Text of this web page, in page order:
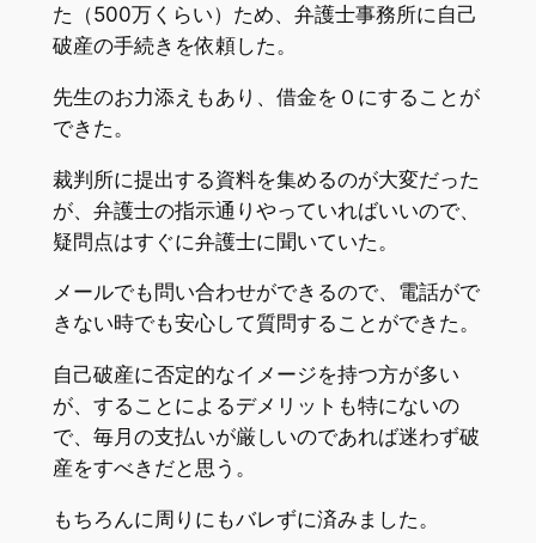
た（500万くらい）ため、弁護士事務所に自己
破産の手続きを依頼した。
先生のお力添えもあり、借金を０にすることが
できた。
裁判所に提出する資料を集めるのが大変だった
が、弁護士の指示通りやっていればいいので、
疑問点はすぐに弁護士に聞いていた。
メールでも問い合わせができるので、電話がで
きない時でも安心して質問することができた。
自己破産に否定的なイメージを持つ方が多い
が、することによるデメリットも特にないの
で、毎月の支払いが厳しいのであれば迷わず破
産をすべきだと思う。
もちろんに周りにもバレずに済みました。